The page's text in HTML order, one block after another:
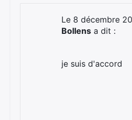
Le 8 décembre
Bollens a dit :
je suis d'accord